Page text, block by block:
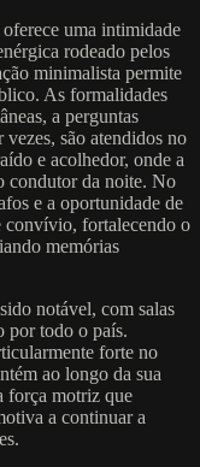
uma intimidade
rodeado pelos
minimalista permite
As formalidades
a perguntas
vezes, são atendidos no
e acolhedor, onde a
condutor da noite. No
e a oportunidade de
convívio, fortalecendo o
memórias
notável, com salas
por todo o país.
forte no
ao longo da sua
força motriz que
a continuar a